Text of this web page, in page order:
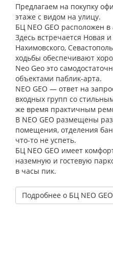
Предлагаем на покупку
этаже с видом на улицу.
БЦ NEO GEO расположен
Здесь встречается Новая
Нахимовского,
ходьбы обеспечивают
Neo Geo это
объектами паблик-арта.
NEO GEO — ответ на
входных групп со
же время практичным
В NEO GEO размещены
помещения, отделения
что-то не успеть.
БЦ NEO GEO имеет
наземную и гостевую
в часы пик.
Подробнее о БЦ NEO GEO